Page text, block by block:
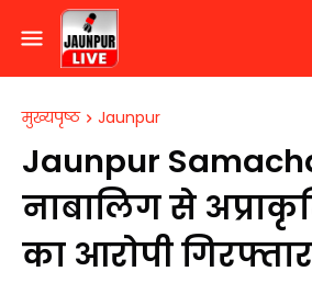
मुख्यपृष्ठ Jaunpur
Jaunpur
नाबालिग से
का आरोपी गिरफ्तार